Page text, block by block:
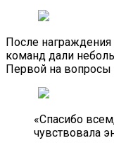
После
команд дали
Первой на вопросы
«Спасибо
чувствовала